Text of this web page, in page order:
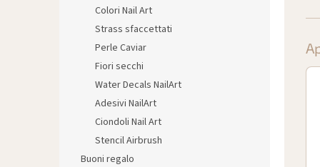
Colori Nail Art
Strass sfaccettati
Perle Caviar
Fiori secchi
Water Decals NailArt
Adesivi NailArt
Ciondoli Nail Art
Stencil Airbrush
Buoni regalo